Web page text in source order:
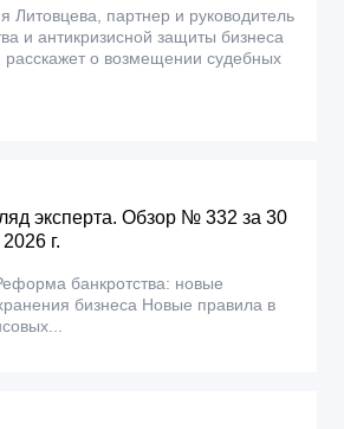
Литовцева, партнер и руководитель
и антикризисной защиты бизнеса
о возмещении судебных
эксперта. Обзор № 332 за 30
г.
банкротства: новые
бизнеса Новые правила в